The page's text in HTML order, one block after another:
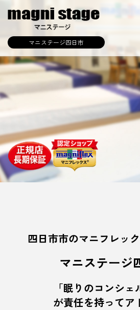
マニステージ四日市
四日市市のマニフレッ
マニステージ
「眠りのコンシェ
が責任を持ってア